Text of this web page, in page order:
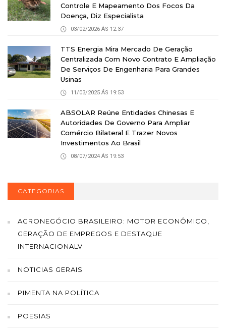
Controle E Mapeamento Dos Focos Da
Doença, Diz Especialista
03/02/2026 ÁS 12:37
TTS Energia Mira Mercado De Geração
Centralizada Com Novo Contrato E Ampliação
De Serviços De Engenharia Para Grandes
Usinas
11/03/2025 ÁS 19:53
ABSOLAR Reúne Entidades Chinesas E
Autoridades De Governo Para Ampliar
Comércio Bilateral E Trazer Novos
Investimentos Ao Brasil
08/07/2024 ÁS 19:53
CATEGORIAS
AGRONEGÓCIO BRASILEIRO: MOTOR ECONÔMICO,
GERAÇÃO DE EMPREGOS E DESTAQUE
INTERNACIONALV
NOTICIAS GERAIS
PIMENTA NA POLÍTICA
POESIAS